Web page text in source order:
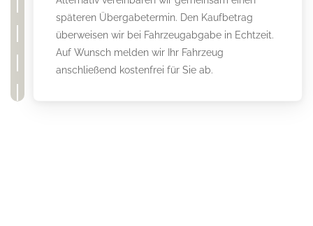
späteren Übergabetermin. Den Kaufbetrag
überweisen wir bei Fahrzeugabgabe in Echtzeit.
Auf Wunsch melden wir Ihr Fahrzeug
anschließend kostenfrei für Sie ab.